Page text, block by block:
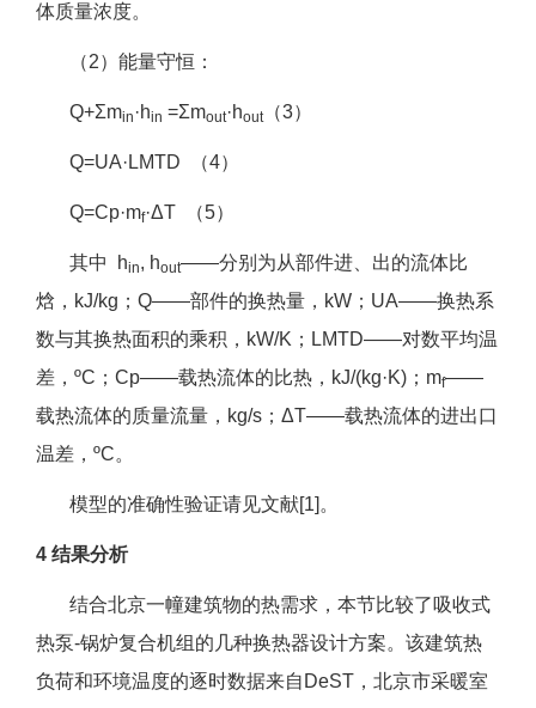
体质量浓度。
（2）能量守恒：
Q+Σmin ·hin =Σmout·hout （3）
Q=UA·LMTD （4）
Q=Cp·mf·ΔT （5）
其中 hin, hout——分别为从部件进、出的流体比
焓，kJ/kg；Q——部件的换热量，kW；UA——换热系
数与其换热面积的乘积，kW/K；LMTD——对数平均温
差，ºC；Cp——载热流体的比热，kJ/(kg·K)；mf——
载热流体的质量流量，kg/s；ΔT——载热流体的进出口
温差，ºC。
模型的准确性验证请见文献[1]。
4 结果分析
结合北京一幢建筑物的热需求，本节比较了吸收式
热泵-锅炉复合机组的几种换热器设计方案。该建筑热
负荷和环境温度的逐时数据来自DeST，北京市采暖室